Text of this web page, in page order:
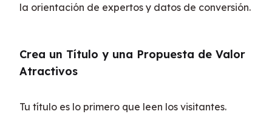
la orientación de expertos y datos de conversión.
Crea un Título y una Propuesta de Valor
Atractivos
Tu título es lo primero que leen los visitantes.